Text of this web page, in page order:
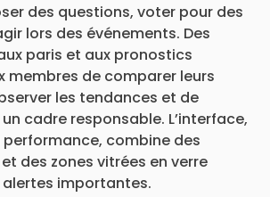
des questions, voter pour des
lors des événements. Des
paris et aux pronostics
membres de comparer leurs
les tendances et de
cadre responsable. L’interface,
combine des
des zones vitrées en verre
importantes.